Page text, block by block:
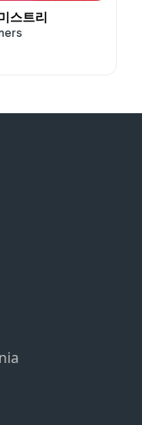
스트리